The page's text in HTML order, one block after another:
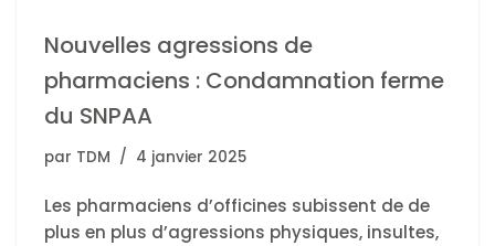
Nouvelles agressions de
pharmaciens : Condamnation ferme
du SNPAA
par TDM 4 janvier 2025
Les pharmaciens d’officines subissent de de
plus en plus d’agressions physiques, insultes,